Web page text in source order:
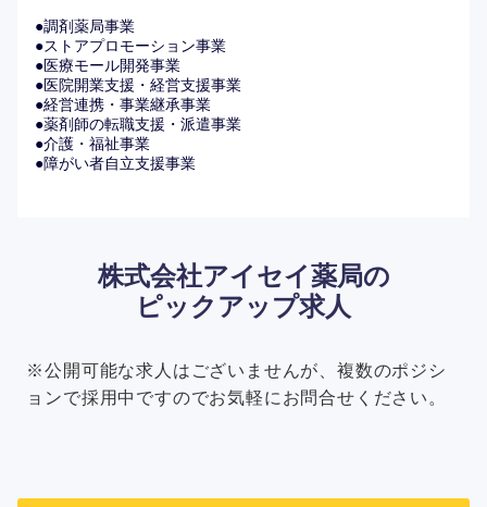
●調剤薬局事業
●ストアプロモーション事業
●医療モール開発事業
●医院開業支援・経営支援事業
●経営連携・事業継承事業
●薬剤師の転職支援・派遣事業
●介護・福祉事業
●障がい者自立支援事業
株式会社アイセイ薬局の
ピックアップ求人
※公開可能な求人はございませんが、複数のポジシ
ョンで採用中ですのでお気軽にお問合せください。